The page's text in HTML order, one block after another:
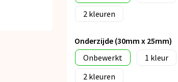
2
Onderzijde (30mm x 25mm)
Onbewerkt
1
2